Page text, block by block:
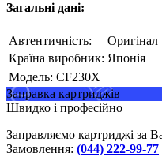
Загальні дані:
Автентичність:
Оригінал
Країна виробник: Японія
Модель: CF230X
Заправка картриджів
Швидко і професійно
Заправляємо картриджі за
Замовлення: (044) 222-99-77